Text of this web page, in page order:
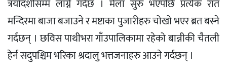
त्रयोदशीसम्म लाग्ने गर्दछ । मेला सुरु भएपछि प्रत्येक रात
मन्दिरमा बाजा बजाउने र मष्टाका पुजारीहरु चोखो भएर ब्रत बस्ने
गर्दछन् । छविस पाथीभरा गाँउपालिकामा रहेको बान्नीकी चैतली
हेर्न सदुपश्चिम भरिका श्रदालु भत्तजनाहरु आउने गर्दछन् ।